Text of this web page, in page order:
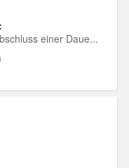
einer Daue...